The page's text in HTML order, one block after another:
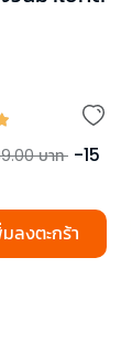
บาท -15
ลงตะกร้า